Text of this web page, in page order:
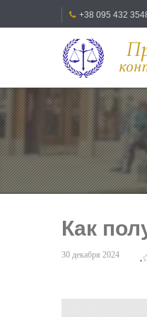
+38 095 432
Как
30 декабря 2024